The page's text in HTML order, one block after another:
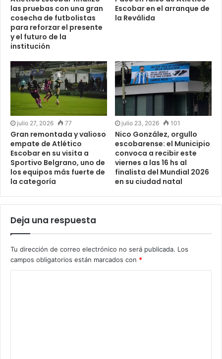
las pruebas con una gran
cosecha de futbolistas
para reforzar el presente
y el futuro de la
institución
Escobar en el arranque de
la Reválida
julio 27, 2026 77
Gran remontada y valioso
empate de Atlético
Escobar en su visita a
Sportivo Belgrano, uno de
los equipos más fuerte de
la categoría
julio 23, 2026 101
Nico González, orgullo
escobarense: el Municipio
convoca a recibir este
viernes a las 16 hs al
finalista del Mundial 2026
en su ciudad natal
Deja una respuesta
Tu dirección de correo electrónico no será publicada. Los
campos obligatorios están marcados con *